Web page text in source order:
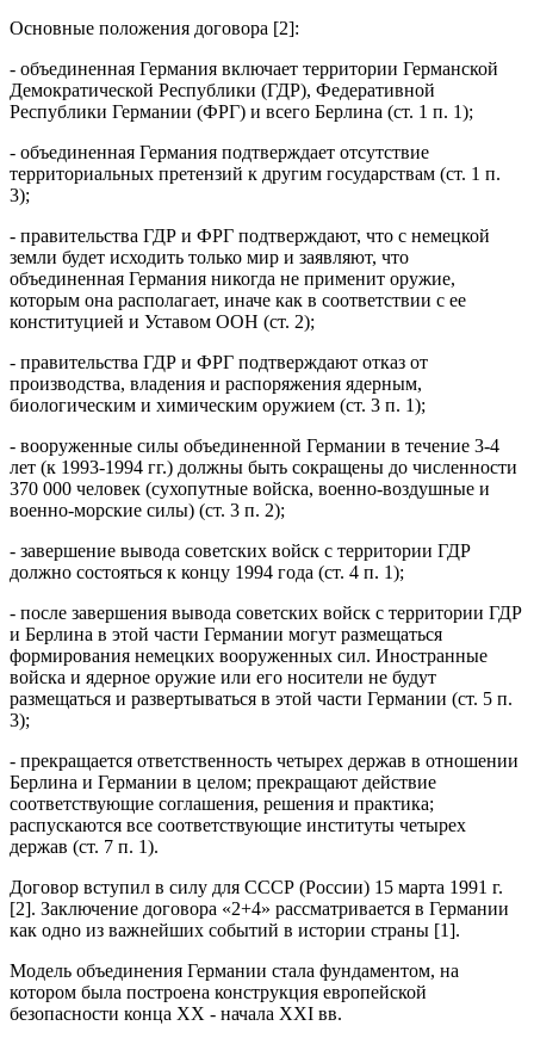
Основные положения договора [2]:
- объединенная Германия включает территории Германской
Демократической Республики (ГДР), Федеративной
Республики Германии (ФРГ) и всего Берлина (ст. 1 п. 1);
- объединенная Германия подтверждает отсутствие
территориальных претензий к другим государствам (ст. 1 п.
3);
- правительства ГДР и ФРГ подтверждают, что с немецкой
земли будет исходить только мир и заявляют, что
объединенная Германия никогда не применит оружие,
которым она располагает, иначе как в соответствии с ее
конституцией и Уставом ООН (ст. 2);
- правительства ГДР и ФРГ подтверждают отказ от
производства, владения и распоряжения ядерным,
биологическим и химическим оружием (ст. 3 п. 1);
- вооруженные силы объединенной Германии в течение 3-4
лет (к 1993-1994 гг.) должны быть сокращены до численности
370 000 человек (сухопутные войска, военно-воздушные и
военно-морские силы) (ст. 3 п. 2);
- завершение вывода советских войск с территории ГДР
должно состояться к концу 1994 года (ст. 4 п. 1);
- после завершения вывода советских войск с территории ГДР
и Берлина в этой части Германии могут размещаться
формирования немецких вооруженных сил. Иностранные
войска и ядерное оружие или его носители не будут
размещаться и развертываться в этой части Германии (ст. 5 п.
3);
- прекращается ответственность четырех держав в отношении
Берлина и Германии в целом; прекращают действие
соответствующие соглашения, решения и практика;
распускаются все соответствующие институты четырех
держав (ст. 7 п. 1).
Договор вступил в силу для СССР (России) 15 марта 1991 г.
[2]. Заключение договора «2+4» рассматривается в Германии
как одно из важнейших событий в истории страны [1].
Модель объединения Германии стала фундаментом, на
котором была построена конструкция европейской
безопасности конца ХХ - начала XXI вв.